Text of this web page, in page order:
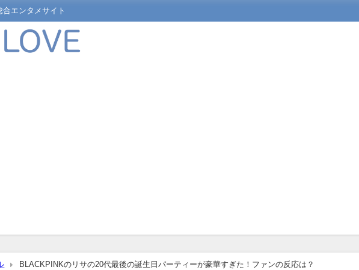
エンタメサイト
BLACKPINKのリサの20代最後の誕生日パーティーが豪華すぎた！ファンの反応は？